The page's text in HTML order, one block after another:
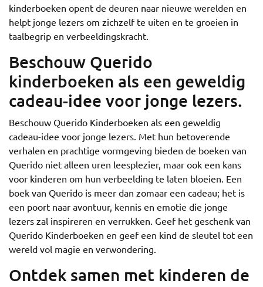
kinderboeken opent de deuren naar nieuwe werelden en
helpt jonge lezers om zichzelf te uiten en te groeien in
taalbegrip en verbeeldingskracht.
Beschouw Querido
kinderboeken als een geweldig
cadeau-idee voor jonge lezers.
Beschouw Querido Kinderboeken als een geweldig
cadeau-idee voor jonge lezers. Met hun betoverende
verhalen en prachtige vormgeving bieden de boeken van
Querido niet alleen uren leesplezier, maar ook een kans
voor kinderen om hun verbeelding te laten bloeien. Een
boek van Querido is meer dan zomaar een cadeau; het is
een poort naar avontuur, kennis en emotie die jonge
lezers zal inspireren en verrukken. Geef het geschenk van
Querido Kinderboeken en geef een kind de sleutel tot een
wereld vol magie en verwondering.
Ontdek samen met kinderen de